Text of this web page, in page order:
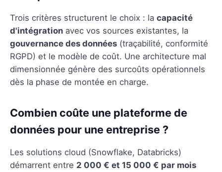
Trois critères structurent le choix : la capacité
d'intégration avec vos sources existantes, la
gouvernance des données (traçabilité, conformité
RGPD) et le modèle de coût. Une architecture mal
dimensionnée génère des surcoûts opérationnels
dès la phase de montée en charge.
Combien coûte une plateforme de
données pour une entreprise ?
Les solutions cloud (Snowflake, Databricks)
démarrent entre 2 000 € et 15 000 € par mois